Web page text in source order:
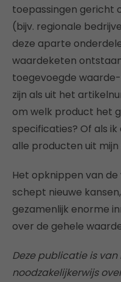
toepassingen gericht
(bijv. regionale
deze aparte
waardeketen
toegevoegde
zijn als uit het
om welk product het
specificaties? Of als
alle producten uit
Het opknippen van
schept nieuwe
gezamenlijk enorme
over de gehele
Deze publicatie is
noodzakelijkerwijs